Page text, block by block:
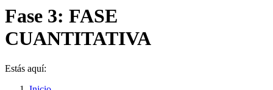
Fase 3: FASE
CUANTITATIVA
Estás aquí: